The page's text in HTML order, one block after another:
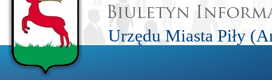
Urzędu Miasta Piły